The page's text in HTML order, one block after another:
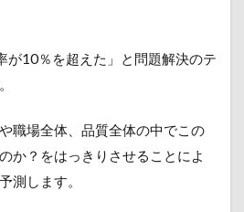
が10％を超えた」と問題解決のテ
職場全体、品質全体の中でこの
か？をはっきりさせることによ
測します。